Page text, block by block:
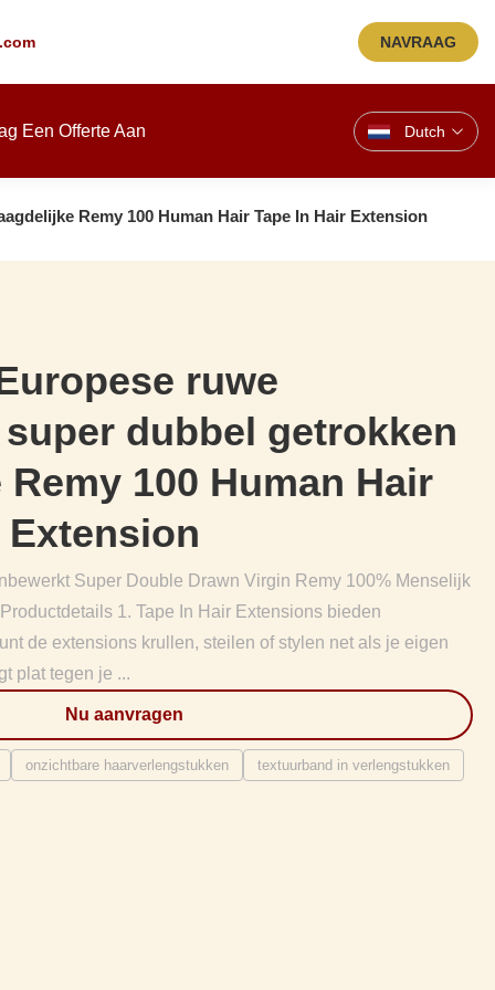
NAVRAAG
Een Offerte Aan Dutch
Remy 100 Human Hair Tape In Hair Extension
ruwe
dubbel getrokken
100 Human Hair
Extension
Super Double Drawn Virgin Remy 100% Menselijk
1. Tape In Hair Extensions bieden
de extensions krullen, steilen of stylen net als je eigen
plat tegen je ...
Nu aanvragen
onzichtbare haarverlengstukken textuurband in verlengstukken